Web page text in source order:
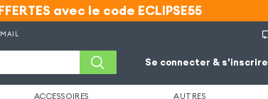
avec le code ECLIPSE55
avec le code ECLIPSE55
MAIL
Se connecter & s'inscrire
ACCESSOIRES AUTRES